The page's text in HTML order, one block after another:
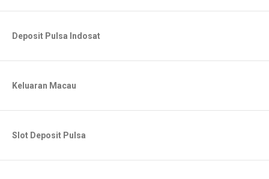
Deposit Pulsa Indosat
Keluaran Macau
Slot Deposit Pulsa